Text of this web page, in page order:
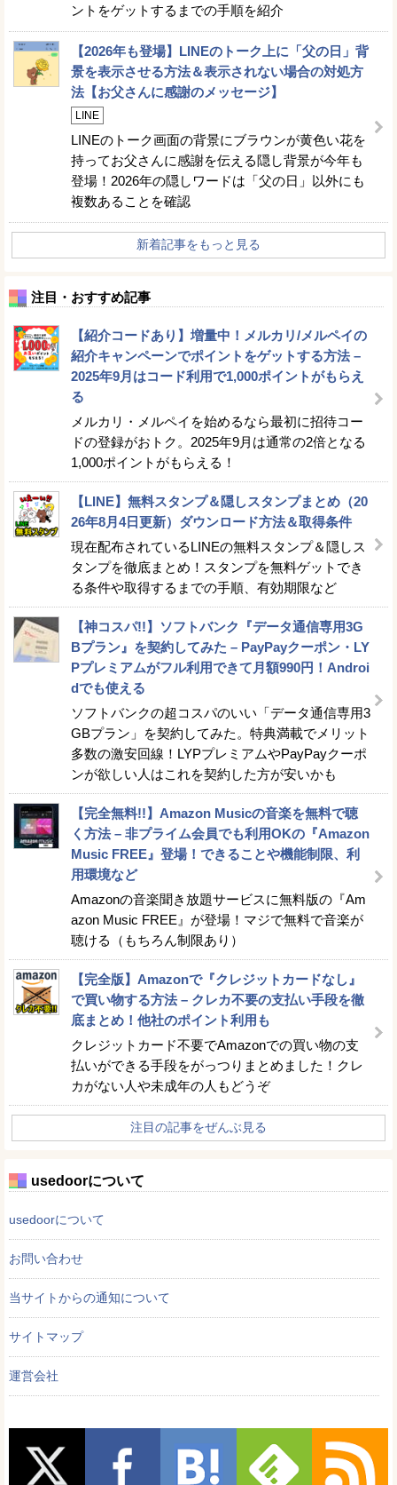
ントをゲットするまでの手順を紹介
【2026年も登場】LINEのトーク上に「父の日」背
景を表示させる方法＆表示されない場合の対処方
法【お父さんに感謝のメッセージ】
LINE
LINEのトーク画面の背景にブラウンが黄色い花を
持ってお父さんに感謝を伝える隠し背景が今年も
登場！2026年の隠しワードは「父の日」以外にも
複数あることを確認
新着記事をもっと見る
注目・おすすめ記事
【紹介コードあり】増量中！メルカリ/メルペイの
紹介キャンペーンでポイントをゲットする方法 –
2025年9月はコード利用で1,000ポイントがもらえ
る
メルカリ・メルペイを始めるなら最初に招待コー
ドの登録がおトク。2025年9月は通常の2倍となる
1,000ポイントがもらえる！
【LINE】無料スタンプ＆隠しスタンプまとめ（20
26年8月4日更新）ダウンロード方法＆取得条件
現在配布されているLINEの無料スタンプ＆隠しス
タンプを徹底まとめ！スタンプを無料ゲットでき
る条件や取得するまでの手順、有効期限など
【神コスパ!!】ソフトバンク『データ通信専用3G
Bプラン』を契約してみた – PayPayクーポン・LY
Pプレミアムがフル利用できて月額990円！Androi
dでも使える
ソフトバンクの超コスパのいい「データ通信専用3
GBプラン」を契約してみた。特典満載でメリット
多数の激安回線！LYPプレミアムやPayPayクーポ
ンが欲しい人はこれを契約した方が安いかも
【完全無料!!】Amazon Musicの音楽を無料で聴
く方法 – 非プライム会員でも利用OKの『Amazon
Music FREE』登場！できることや機能制限、利
用環境など
Amazonの音楽聞き放題サービスに無料版の『Am
azon Music FREE』が登場！マジで無料で音楽が
聴ける（もちろん制限あり）
【完全版】Amazonで『クレジットカードなし』
で買い物する方法 – クレカ不要の支払い手段を徹
底まとめ！他社のポイント利用も
クレジットカード不要でAmazonでの買い物の支
払いができる手段をがっつりまとめました！クレ
カがない人や未成年の人もどうぞ
注目の記事をぜんぶ見る
usedoorについて
usedoorについて
お問い合わせ
当サイトからの通知について
サイトマップ
運営会社